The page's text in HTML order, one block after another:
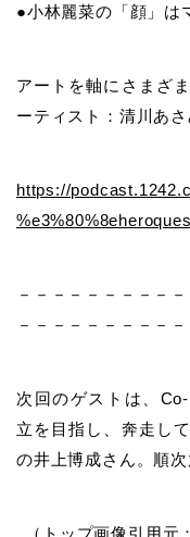
●小林麗菜の「顔」は
アートを軸にさまざ
ーティスト：清川あ
https://
－－－－－－－－－
－－－－－－－－－
次回のゲストは、
立を目指し、奔走し
の井上博成さん。順次
（トップ画像引用元：